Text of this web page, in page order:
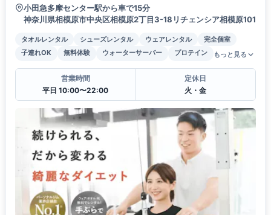
小田急多摩センター駅から車で15分
神奈川県相模原市中央区相模原2丁目3-18リチェンシア相模原101
タオルレンタル シューズレンタル ウェアレンタル
完全個室
子連れOK
無料体験 ウォーターサーバー プロテイン もっと見る
営業時間
平日 10:00〜22:00
定休日
火・金